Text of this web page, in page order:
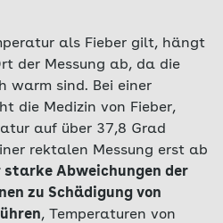
als Fieber gilt, hängt
der Messung ab, da die
warm sind. Bei einer
die Medizin von Fieber,
auf über 37,8 Grad
rektalen Messung erst ab
starke Abweichungen der
zu Schädigung von
, Temperaturen von